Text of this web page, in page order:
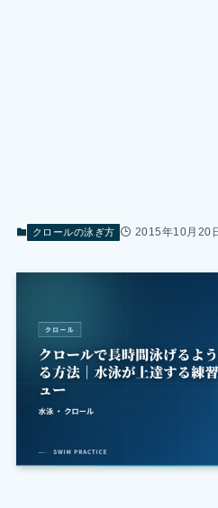
クロールの泳ぎ方 2015年10月20